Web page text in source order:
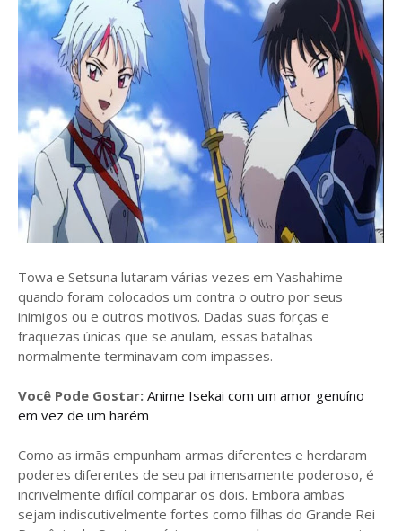
Towa e Setsuna lutaram várias vezes em Yashahime
quando foram colocados um contra o outro por seus
inimigos ou e outros motivos. Dadas suas forças e
fraquezas únicas que se anulam, essas batalhas
normalmente terminavam com impasses.
Você Pode Gostar: Anime Isekai com um amor genuíno
em vez de um harém
Como as irmãs empunham armas diferentes e herdaram
poderes diferentes de seu pai imensamente poderoso, é
incrivelmente difícil comparar os dois. Embora ambas
sejam indiscutivelmente fortes como filhas do Grande Rei